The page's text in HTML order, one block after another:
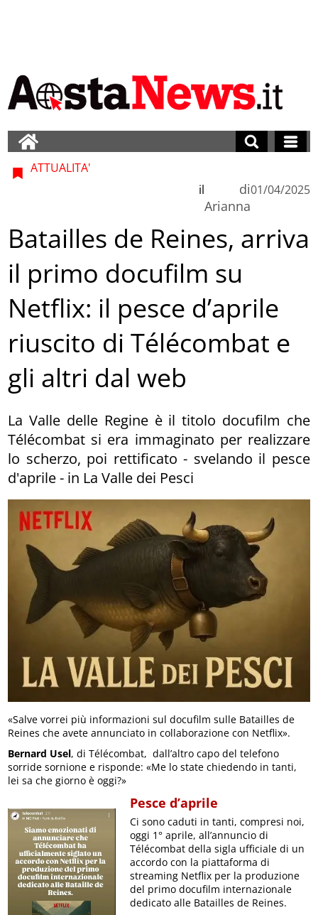
ATTUALITA'
di
Arianna
il 01/04/2025
Batailles de Reines, arriva
il primo docufilm su
Netflix: il pesce d’aprile
riuscito di Télécombat e
gli altri dal web
La Valle delle Regine è il titolo docufilm che
Télécombat si era immaginato per realizzare
lo scherzo, poi rettificato - svelando il pesce
d'aprile - in La Valle dei Pesci
«Salve vorrei più informazioni sul docufilm sulle Batailles de
Reines che avete annunciato in collaborazione con Netflix».
Bernard Usel, di Télécombat, dall’altro capo del telefono
sorride sornione e risponde: «Me lo state chiedendo in tanti,
lei sa che giorno è oggi?»
Pesce d’aprile
Ci sono caduti in tanti, compresi noi,
oggi 1° aprile, all’annuncio di
Télécombat della sigla ufficiale di un
accordo con la piattaforma di
streaming Netflix per la produzione
del primo docufilm internazionale
dedicato alle Batailles de Reines.